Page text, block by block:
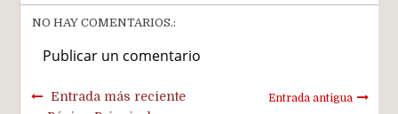
NO HAY COMENTARIOS.:
Publicar un comentario
Entrada más reciente Entrada antigua